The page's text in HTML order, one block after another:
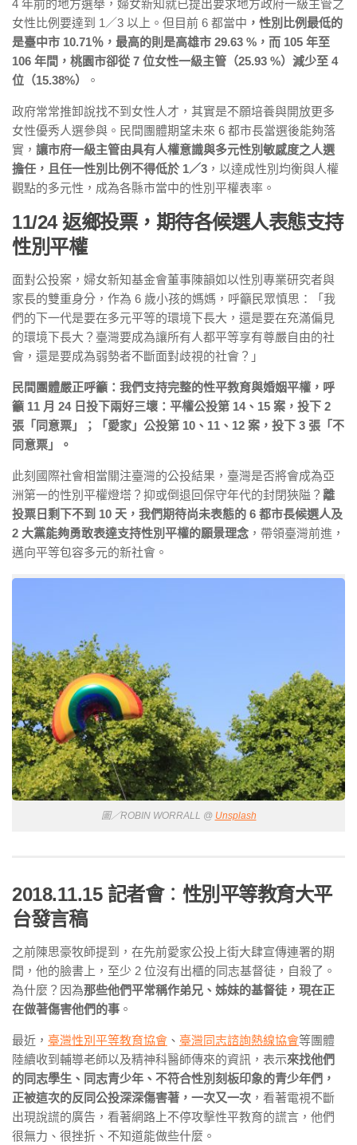
4 年前的地方選舉，婦女新知就已提出要求地方政府一級主管之
女性比例要達到 1／3 以上。但目前 6 都當中 ，性別比例最低的
是臺中市 10.71％，最高的則是高雄市 29.63 %，而 105 年至
106 年間，桃園市卻從 7 位女性一級主管（25.93 %）減少至 4
位（15.38%）
。
政府常常推卸說找不到女性人才，其實是不願培養與開放更多
女性優秀人選參與。民間團體期望未來 6 都市長當選後能夠落
實， 讓市府一級主管由具有人權意識與多元性別敏感度之人選
擔任，且任一性別比例不得低於 1／3 ，以達成性別均衡與人權
觀點的多元性，成為各縣市當中的性別平權表率。
11/24 返鄉投票，期待各候選人表態支持
性別平權
面對公投案，婦女新知基金會董事陳韻如以性別專業研究者與
家長的雙重身分，作為 6 歲小孩的媽媽，呼籲民眾慎思：「我
們的下一代是要在多元平等的環境下長大，還是要在充滿偏見
的環境下長大？臺灣要成為讓所有人都平等享有尊嚴自由的社
會，還是要成為弱勢者不斷面對歧視的社會？」
民間團體嚴正呼籲：我們支持完整的性平教育與婚姻平權，呼
籲 11 月 24 日投下兩好三壞：平權公投第 14、15 案，投下 2
張「同意票」；「愛家」公投第 10、11、12 案，投下 3 張「不
同意票」。
此刻國際社會相當關注臺灣的公投結果，臺灣是否將會成為亞
洲第一的性別平權燈塔？抑或倒退回保守年代的封閉狹隘？ 離
投票日剩下不到 10 天，我們期待尚未表態的 6 都市長候選人及
2 大黨能夠勇敢表達支持性別平權的願景理念 ，帶領臺灣前進，
邁向平等包容多元的新社會。
圖／ROBIN WORRALL @ Unsplash
2018.11.15 記者會： 性別平等教育大平
台發言稿
之前陳思豪牧師提到，在先前愛家公投上街大肆宣傳連署的期
間，他的臉書上，至少 2 位沒有出櫃的同志基督徒，自殺了。
為什麼？因為那些他們平常稱作弟兄、姊妹的基督徒，現在正
在做著傷害他們的事 。
最近， 臺灣性別平等教育協會 、 臺灣同志諮詢熱線協會等團體
陸續收到輔導老師以及精神科醫師傳來的資訊，表示來找他們
的同志學生、同志青少年、不符合性別刻板印象的青少年們，
正被這次的反同公投深深傷害著，一次又一次 ，看著電視不斷
出現說謊的廣告，看著網路上不停攻擊性平教育的謊言，他們
很無力、很挫折、不知道能做些什麼。